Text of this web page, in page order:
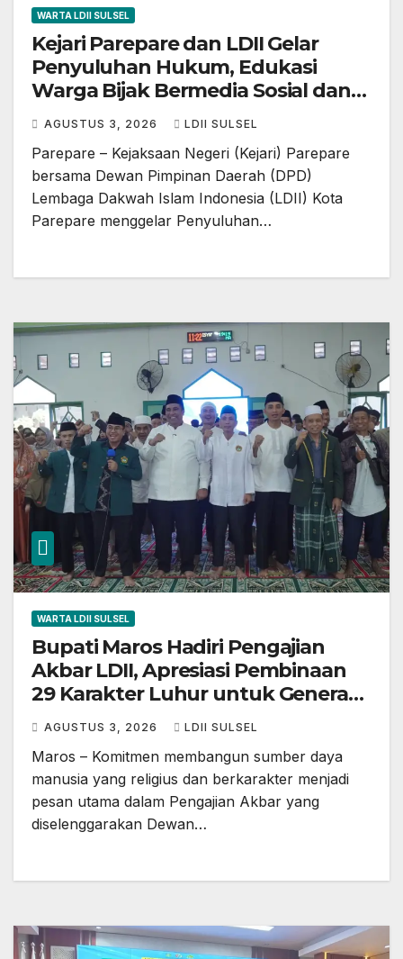
WARTA LDII SULSEL
Kejari Parepare dan LDII Gelar
Penyuluhan Hukum, Edukasi
Warga Bijak Bermedia Sosial dan
Sadar Hukum
AGUSTUS 3, 2026 LDII SULSEL
Parepare – Kejaksaan Negeri (Kejari) Parepare
bersama Dewan Pimpinan Daerah (DPD)
Lembaga Dakwah Islam Indonesia (LDII) Kota
Parepare menggelar Penyuluhan…
WARTA LDII SULSEL
Bupati Maros Hadiri Pengajian
Akbar LDII, Apresiasi Pembinaan
29 Karakter Luhur untuk Generasi
Muda
AGUSTUS 3, 2026 LDII SULSEL
Maros – Komitmen membangun sumber daya
manusia yang religius dan berkarakter menjadi
pesan utama dalam Pengajian Akbar yang
diselenggarakan Dewan…